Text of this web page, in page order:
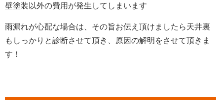
壁塗装以外の費用が発生してしまいます
雨漏れが心配な場合は、その旨お伝え頂けましたら天井裏
もしっかりと診断させて頂き、原因の解明をさせて頂きま
す！